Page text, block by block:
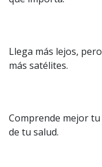
Llega más lejos,
más satélites.
Comprende mejor
de tu salud.